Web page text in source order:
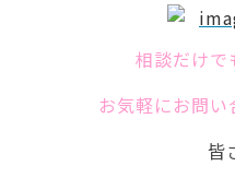
相談だけ
お気軽にお問
皆